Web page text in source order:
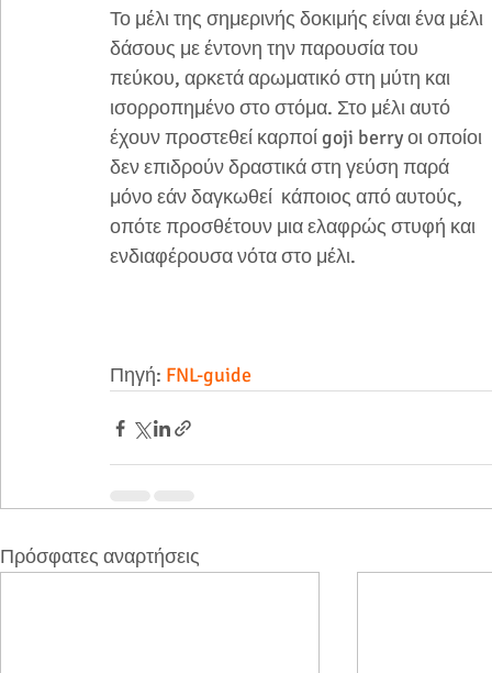
Το μέλι της σημερινής δοκιμής είναι ένα μέλι
δάσους με έντονη την παρουσία του
πεύκου, αρκετά αρωματικό στη μύτη και
ισορροπημένο στο στόμα. Στο μέλι αυτό
έχουν προστεθεί καρποί goji berry οι οποίοι
δεν επιδρούν δραστικά στη γεύση παρά
μόνο εάν δαγκωθεί  κάποιος από αυτούς,
οπότε προσθέτουν μια ελαφρώς στυφή και
ενδιαφέρουσα νότα στο μέλι.
Πηγή: FNL-guide
Πρόσφατες αναρτήσεις